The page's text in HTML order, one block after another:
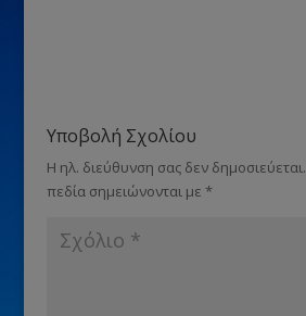
Υποβολή Σχολίου
Η ηλ. διεύθυνση σας δεν δημοσιεύεται.
πεδία σημειώνονται με *